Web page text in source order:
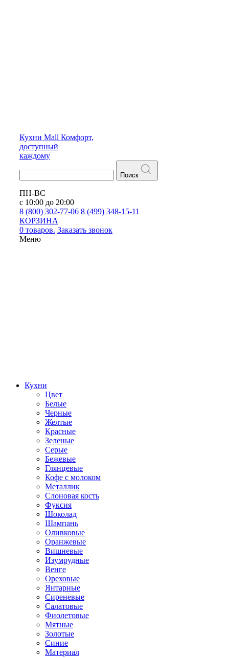
Кухни Mall Комфорт,
доступный
каждому
Поиск
ПН-ВС
с 10:00 до 20:00
8 (800) 302-77-06 8 (499) 348-15-11
КОРЗИНА
0 товаров. Заказать звонок
Меню
Кухни
Цвет
Белые
Черные
Желтые
Красные
Зеленые
Серые
Бежевые
Глянцевые
Кофе с молоком
Металлик
Слоновая кость
Фуксия
Шоколад
Шампань
Оливковые
Оранжевые
Вишневые
Изумрудные
Венге
Ореховые
Янтарные
Сиреневые
Салатовые
Фиолетовые
Мятные
Золотые
Синие
Материал